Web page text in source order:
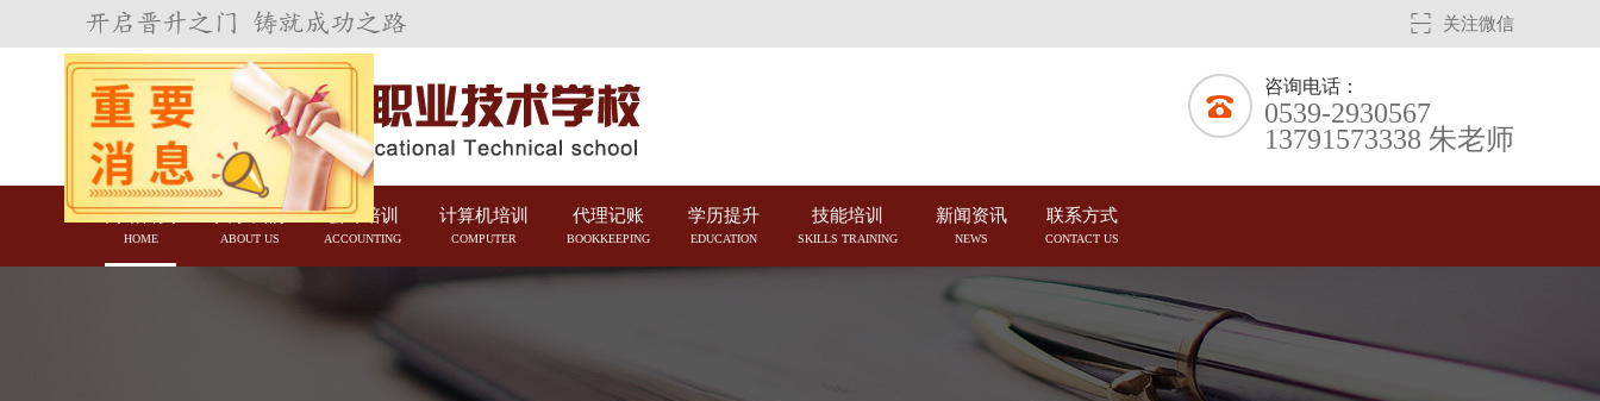
关注微信
咨询电话：
0539-2930567
13791573338 朱老师
网站首页
HOME
关于我们
ABOUT US
会计培训
ACCOUNTING
计算机培训
COMPUTER
代理记账
BOOKKEEPING
学历提升
EDUCATION
技能培训
SKILLS TRAINING
新闻资讯
NEWS
联系方式
CONTACT US